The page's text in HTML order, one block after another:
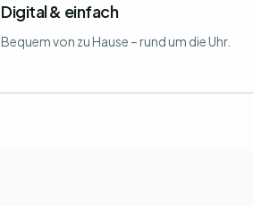
Digital & einfach
Bequem von zu Hause – rund um die Uhr.